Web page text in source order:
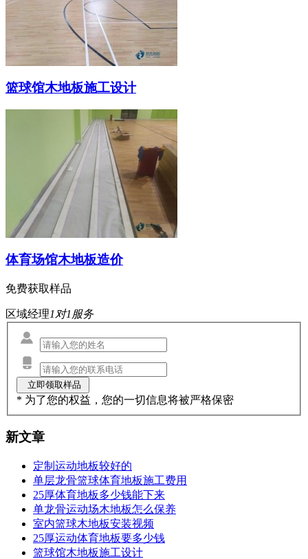
篮球馆木地板施工设计
体育场馆木地板造价
免费获取样品
区域经理1对1服务
* 为了您的权益，您的一切信息将被严格保密
新文章
定制运动地板较好的
单层龙骨篮球体育地板施工费用
25厚体育地板多少钱能下来
单龙骨运动场木地板怎么保养
室内篮球木地板安装视频
25厚运动体育地板要多少钱
篮球馆木地板施工设计